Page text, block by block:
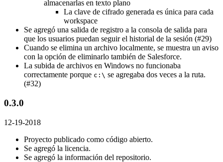
almacenarlas en texto plano
La clave de cifrado generada es única para cada
workspace
Se agregó una salida de registro a la consola de salida para
que los usuarios puedan seguir el historial de la sesión (#29)
Cuando se elimina un archivo localmente, se muestra un aviso
con la opción de eliminarlo también de Salesforce.
La subida de archivos en Windows no funcionaba
correctamente porque c:\ se agregaba dos veces a la ruta.
(#32)
0.3.0
12-19-2018
Proyecto publicado como código abierto.
Se agregó la licencia.
Se agregó la información del repositorio.